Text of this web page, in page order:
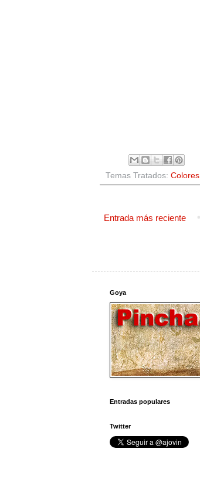
Temas Tratados: Colores,
Entrada más reciente
Goya
Entradas populares
Twitter